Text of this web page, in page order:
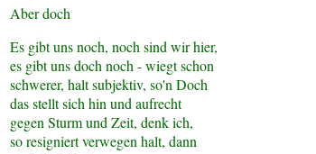
Aber doch
Es gibt uns noch, noch sind wir hier,
es gibt uns doch noch - wiegt schon
schwerer, halt subjektiv, so'n Doch
das stellt sich hin und aufrecht
gegen Sturm und Zeit, denk ich,
so resigniert verwegen halt, dann